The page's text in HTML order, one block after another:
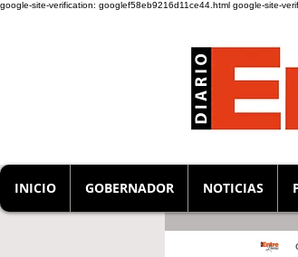
google-site-verification: googlef58eb9216d11ce44.html google-site-
INICIO GOBERNADOR NOTICIAS